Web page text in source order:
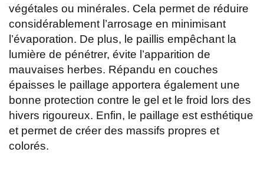
végétales ou minérales. Cela permet de réduire
considérablement l’arrosage en minimisant
l’évaporation. De plus, le paillis empêchant la
lumière de pénétrer, évite l’apparition de
mauvaises herbes. Répandu en couches
épaisses le paillage apportera également une
bonne protection contre le gel et le froid lors des
hivers rigoureux. Enfin, le paillage est esthétique
et permet de créer des massifs propres et
colorés.